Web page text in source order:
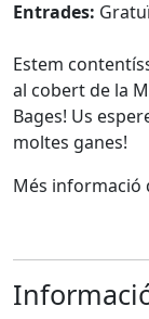
Entrades:
Estem
al cobert de la
Bages! Us
moltes ganes!
Més informació